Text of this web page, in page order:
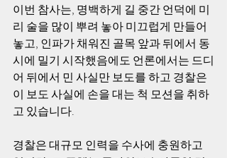
이번 참사는, 명백하게 길 중간 언덕에 미
리 술을 많이 뿌려 놓아 미끄럽게 만들어
놓고, 인파가 채워진 골목 앞과 뒤에서 동
시에 밀기 시작했음에도 언론에서는 드디
어 뒤에서 민 사실만 보도를 하고 경찰은
이 보도 사실에 손을 대는 척 모션을 취하
고 있습니다.
경찰은 대규모 인력을 수사에 충원하고